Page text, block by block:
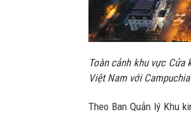
Toàn cảnh khu vực
Việt Nam với
Theo Ban Quản lý Khu